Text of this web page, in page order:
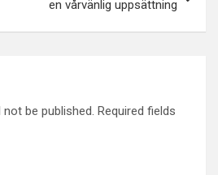
en vårvänlig uppsättning
be published. Required fields